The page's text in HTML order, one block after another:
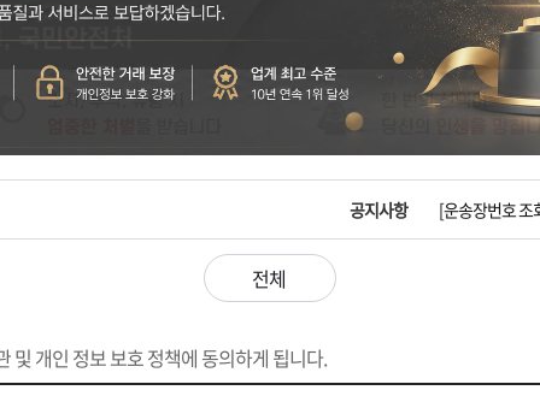
공지사항
입금확인이 안
[2026구정 연
[운송장번호 조
입금확인이 안
전체
및 개인 정보 보호 정책에 동의하게 됩니다.